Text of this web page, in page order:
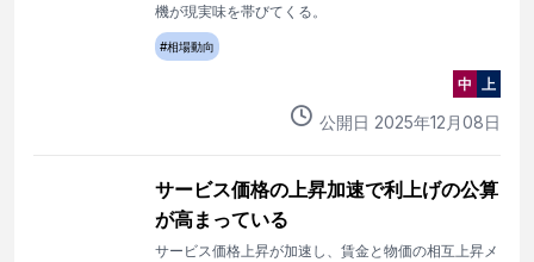
機が現実味を帯びてくる。
#相場動向
中 上
公開日 2025年12 月08日
サービス価格の上昇加速で利上げの公算
が高まっている
サービス価格上昇が加速し、賃金と物価の相互上昇メ